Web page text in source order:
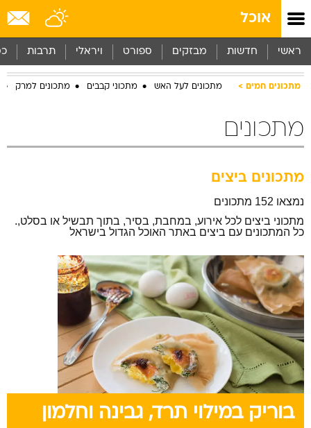
אוכל
ראשי חדשות מבזקים ספורט ויראלי תרבות
מתכונים חמים מתכונים לעל האש מתכוני קבבים מתכונים למרק
מתכונים
מתכונים ביצים
נמצאו 152 מתכונים
מתכוני ביצים לכל אירוע, במחבת, בסיר, בתוך תבשיל או בסלט,.
כל המתכונים עם ביצים באתר האוכל הגדול בישראל
בוריק במילוי תרד, גבינה וחלמון